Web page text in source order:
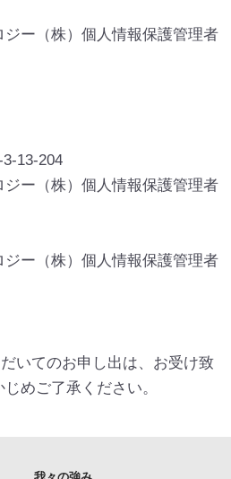
ー（株）個人情報保護管理者
13-204
ー（株）個人情報保護管理者
ー（株）個人情報保護管理者
いてのお申し出は、お受け致
めご了承ください。